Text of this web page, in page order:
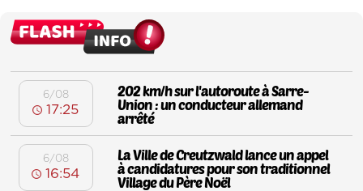
6/08
17:25
202 km/h sur l'autoroute à Sarre-
Union : un conducteur allemand
arrêté
6/08
16:54
La Ville de Creutzwald lance un appel
à candidatures pour son traditionnel
Village du Père Noël